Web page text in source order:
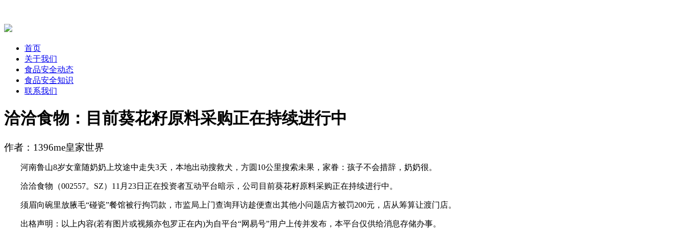
首页
关于我们
食品安全动态
食品安全知识
联系我们
洽洽食物：目前葵花籽原料采购正在持续进行中
作者：1396me皇家世界
河南鲁山8岁女童随奶奶上坟途中走失3天，本地出动搜救犬，方圆10公里搜索未果，家眷：孩子不会措辞，奶奶很。
洽洽食物（002557。SZ）11月23日正在投资者互动平台暗示，公司目前葵花籽原料采购正在持续进行中。
须眉向碗里放腋毛“碰瓷”餐馆被行拘罚款，市监局上门查询拜访趁便查出其他小问题店方被罚200元，店从筹算让渡门店。
出格声明：以上内容(若有图片或视频亦包罗正在内)为自平台“网易号”用户上传并发布，本平台仅供给消息存储办事。